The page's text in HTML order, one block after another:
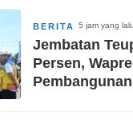
BERITA 5 jam yang lalu
Jembatan
Persen,
Pembangunan